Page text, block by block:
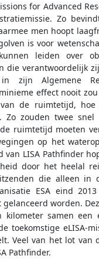
for Advanced
Zo
men hoopt
is voor
leiden over
die verantwoordelijk
zijn Algemene
effect nooit
de ruimtetijd,
zouden twee
ruimtetijd moeten
op het
LISA Pathfinder
door het heelal
die alleen
ESA eind
gelanceerd worden.
samen een
toekomstige eLISA-
Veel van het lot van
Pathfinder.